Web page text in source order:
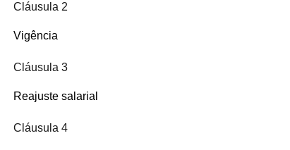
Cláusula 2
Vigência
Cláusula 3
Reajuste salarial
Cláusula 4